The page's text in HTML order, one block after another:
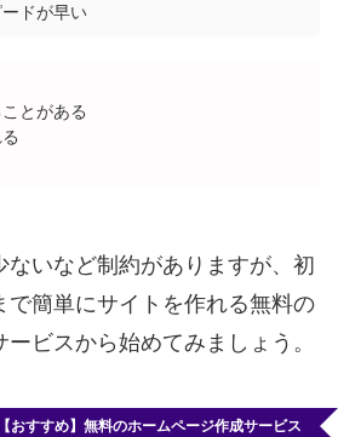
ドが早い
とがある
ないなど制約がありますが、初
で簡単にサイトを作れる無料の
ビスから始めてみましょう。
【おすすめ】無料のホームページ作成サービス